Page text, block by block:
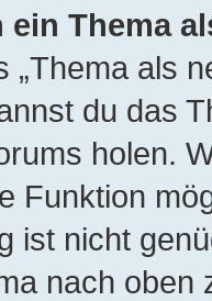
ein Thema
„Thema als
du das
holen.
Funktion
ist nicht
nach oben